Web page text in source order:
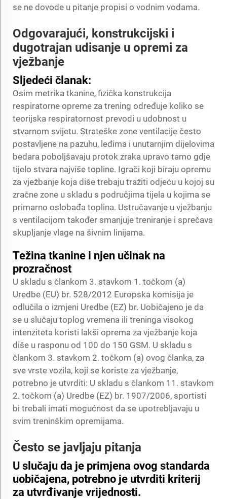
se ne dovode u pitanje propisi o vodnim vodama.
Odgovarajući, konstrukcijski i
dugotrajan udisanje u opremi za
vježbanje
Sljedeći članak:
Osim metrika tkanine, fizička konstrukcija
respiratorne opreme za trening određuje koliko se
teorijska respiratornost prevodi u udobnost u
stvarnom svijetu. Strateške zone ventilacije često
postavljene na pazuhu, leđima i unutarnjim dijelovima
bedara poboljšavaju protok zraka upravo tamo gdje
tijelo stvara najviše topline. Igrači koji biraju opremu
za vježbanje koja diše trebaju tražiti odjeću u kojoj su
zračne zone u skladu s područjima tijela u kojima se
primarno oslobađa toplina. Ustručavanje u vježbanju
s ventilacijom također smanjuje treniranje i sprečava
skupljanje vlage na šivnim linijama.
Težina tkanine i njen učinak na
prozračnost
U skladu s člankom 3. stavkom 1. točkom (a)
Uredbe (EU) br. 528/2012 Europska komisija je
odlučila o izmjeni Uredbe (EZ) br. Uobičajeno je da
se u slučaju toplog vremena ili treninga visokog
intenziteta koristi lakši oprema za vježbanje koja
diše u rasponu od 100 do 150 GSM. U skladu s
člankom 3. stavkom 2. točkom (a) ovog članka, za
sve vrste vozila, koji se koriste za vježbanje,
potrebno je utvrditi: U skladu s člankom 11. stavkom
2. točkom (a) Uredbe (EZ) br. 1907/2006, sportisti
bi trebali imati mogućnost da se upotrebljavaju u
svim treninškim opremijama.
Često se javljaju pitanja
U slučaju da je primjena ovog standarda
uobičajena, potrebno je utvrditi kriterij
za utvrđivanje vrijednosti.